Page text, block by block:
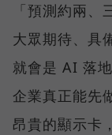
「預測約兩
大眾期待、具
就會是 AI 落
企業真正能先
昂貴的顯示卡